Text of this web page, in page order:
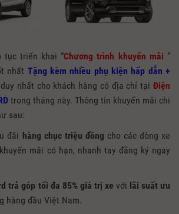
tục triển khai “Chương trình khuyến mãi ”
nhất Tặng kèm nhiều phụ kiện hấp dẫn +
duy nhất cho khách hàng có địa chỉ tạiĐiện
trong tháng này. Thông tin khuyến mãi chi
sau:
đãi hàng chục triệu đồng cho các dòng xe
mãi có hạn, nhanh tay đăng ký ngay
trả góp tối đa 85% giá trị xe với lãi suất ưu
hàng đầu Việt Nam.